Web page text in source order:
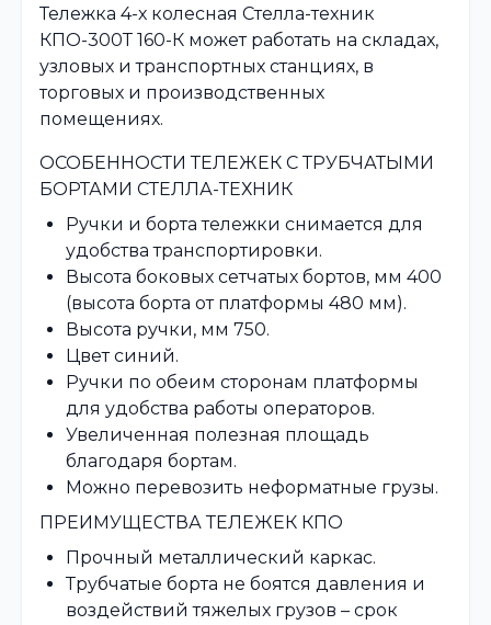
Тележка 4-х колесная Стелла-техник
КПО-300Т 160-К может работать на складах,
узловых и транспортных станциях, в
торговых и производственных
помещениях.
ОСОБЕННОСТИ ТЕЛЕЖЕК С ТРУБЧАТЫМИ
БОРТАМИ СТЕЛЛА-ТЕХНИК
Ручки и борта тележки снимается для
удобства транспортировки.
Высота боковых сетчатых бортов, мм 400
(высота борта от платформы 480 мм).
Высота ручки, мм 750.
Цвет синий.
Ручки по обеим сторонам платформы
для удобства работы операторов.
Увеличенная полезная площадь
благодаря бортам.
Можно перевозить неформатные грузы.
ПРЕИМУЩЕСТВА ТЕЛЕЖЕК КПО
Прочный металлический каркас.
Трубчатые борта не боятся давления и
воздействий тяжелых грузов – срок